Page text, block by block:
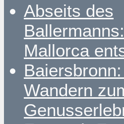
Abseits des
Mallorca
Wandern